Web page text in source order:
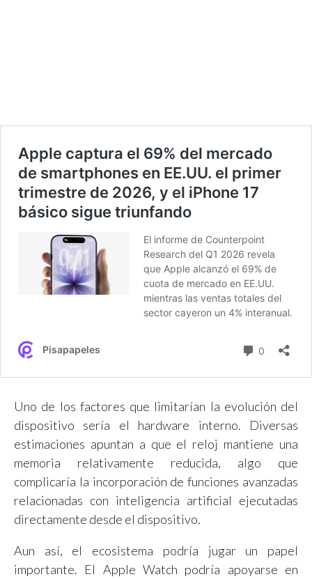
Uno de los factores que limitarían la evolución del
dispositivo sería el hardware interno. Diversas
estimaciones apuntan a que el reloj mantiene una
memoria relativamente reducida, algo que
complicaría la incorporación de funciones avanzadas
relacionadas con inteligencia artificial ejecutadas
directamente desde el dispositivo.
Aun así, el ecosistema podría jugar un papel
importante. El Apple Watch podría apoyarse en